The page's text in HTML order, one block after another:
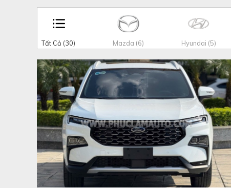
Tất Cả (30) Mazda (6) Hyundai (5)